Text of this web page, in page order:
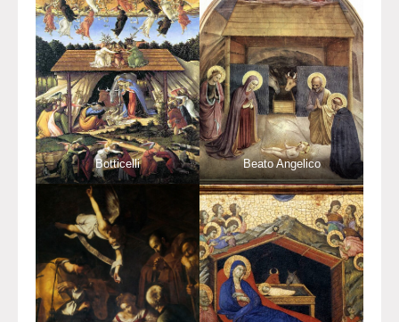
Botticelli Beato Angelico